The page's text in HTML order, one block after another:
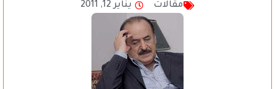
مقالات
يناير 12, 2011